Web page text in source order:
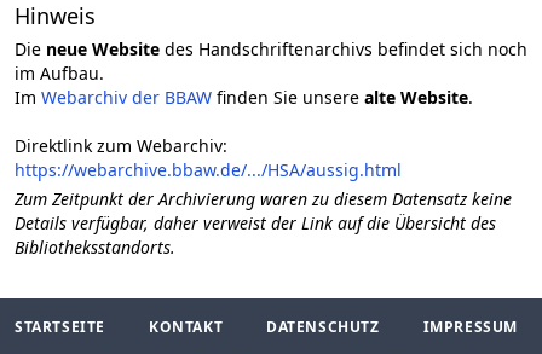
Hinweis
Die neue Website des Handschriftenarchivs befindet sich noch
im Aufbau.
Im Webarchiv der BBAW finden Sie unsere alte Website.
Direktlink zum Webarchiv:
https://webarchive.bbaw.de/.../HSA/aussig.html
Zum Zeitpunkt der Archivierung waren zu diesem Datensatz keine
Details verfügbar, daher verweist der Link auf die Übersicht des
Bibliotheksstandorts.
STARTSEITE KONTAKT DATENSCHUTZ
IMPRESSUM